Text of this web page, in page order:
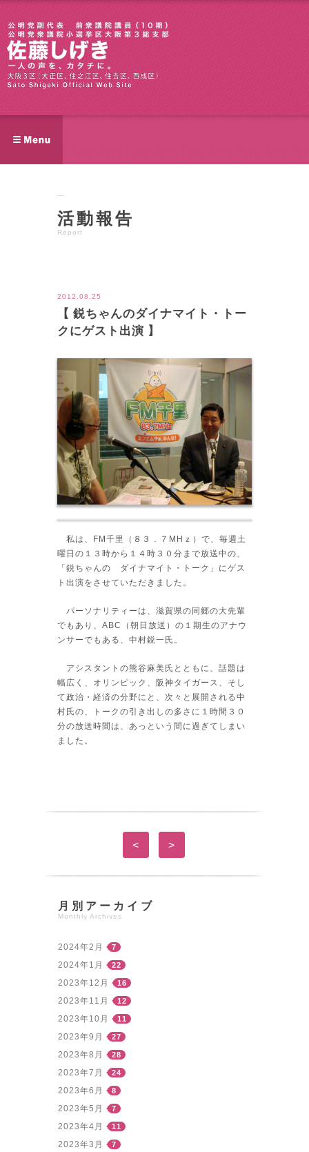
活動報告
Report
2012.08.25
【 鋭ちゃんのダイナマイト・トー
クにゲスト出演 】
私は、FM千里（８３．７MHｚ）で、毎週土
曜日の１３時から１４時３０分まで放送中の、
「鋭ちゃんの ダイナマイト・トーク」にゲス
ト出演をさせていただきました。
パーソナリティーは、滋賀県の同郷の大先輩
でもあり、ABC（朝日放送）の１期生のアナウ
ンサーでもある、中村鋭一氏。
アシスタントの熊谷麻美氏とともに、話題は
幅広く、オリンピック、阪神タイガース、そし
て政治・経済の分野にと、次々と展開される中
村氏の、トークの引き出しの多さに１時間３０
分の放送時間は、あっという間に過ぎてしまい
ました。
< >
月別アーカイブ
Monthly Archives
2024年2月 7
2024年1月 22
2023年12月 16
2023年11月 12
2023年10月 11
2023年9月 27
2023年8月 28
2023年7月 24
2023年6月 8
2023年5月 7
2023年4月 11
2023年3月 7